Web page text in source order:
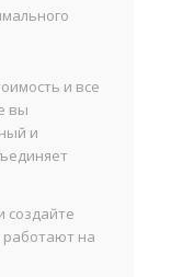
и все
вы
и
создайте
работают на